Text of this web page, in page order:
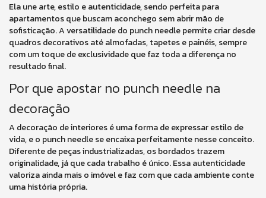
Ela une arte, estilo e autenticidade, sendo perfeita para
apartamentos que buscam aconchego sem abrir mão de
sofisticação. A versatilidade do punch needle permite criar desde
quadros decorativos até almofadas, tapetes e painéis, sempre
com um toque de exclusividade que faz toda a diferença no
resultado final.
Por que apostar no punch needle na
decoração
A decoração de interiores é uma forma de expressar estilo de
vida, e o punch needle se encaixa perfeitamente nesse conceito.
Diferente de peças industrializadas, os bordados trazem
originalidade, já que cada trabalho é único. Essa autenticidade
valoriza ainda mais o imóvel e faz com que cada ambiente conte
uma história própria.